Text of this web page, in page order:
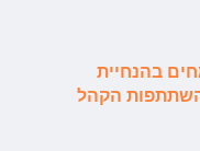
בהנחיית
הקהל